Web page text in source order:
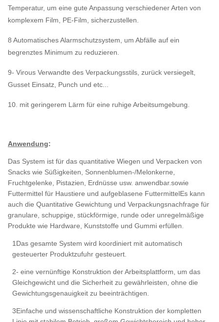
Temperatur, um eine gute Anpassung verschiedener Arten von
komplexem Film, PE-Film, sicherzustellen.
8 Automatisches Alarmschutzsystem, um Abfälle auf ein
begrenztes Minimum zu reduzieren.
9- Virous Verwandte des Verpackungsstils, zurück versiegelt,
Gusset Einsatz, Punch und etc...
10. mit geringerem Lärm für eine ruhige Arbeitsumgebung.
Anwendung:
Das System ist für das quantitative Wiegen und Verpacken von
Snacks wie Süßigkeiten, Sonnenblumen-/Melonkerne,
Fruchtgelenke, Pistazien, Erdnüsse usw. anwendbar.sowie
Futtermittel für Haustiere und aufgeblasene FuttermittelEs kann
auch die Quantitative Gewichtung und Verpackungsnachfrage für
granulare, schuppige, stückförmige, runde oder unregelmäßige
Produkte wie Hardware, Kunststoffe und Gummi erfüllen.
1Das gesamte System wird koordiniert mit automatisch
gesteuerter Produktzufuhr gesteuert.
2- eine vernünftige Konstruktion der Arbeitsplattform, um das
Gleichgewicht und die Sicherheit zu gewährleisten, ohne die
Gewichtungsgenauigkeit zu beeinträchtigen.
3Einfache und wissenschaftliche Konstruktion der kompletten